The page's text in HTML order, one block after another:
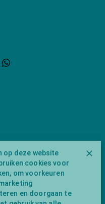
op deze website
cookies voor
om voorkeuren
en doorgaan te
van
onder KVK